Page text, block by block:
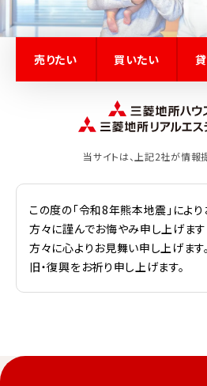
売りたい 買いたい
当サイトは、上記2社が情報
この度の「令和8年熊本地震」によ
方々に謹んでお悔やみ申し上げます
方々に心よりお見舞い申し上げま
旧・復興をお祈り申し上げます。